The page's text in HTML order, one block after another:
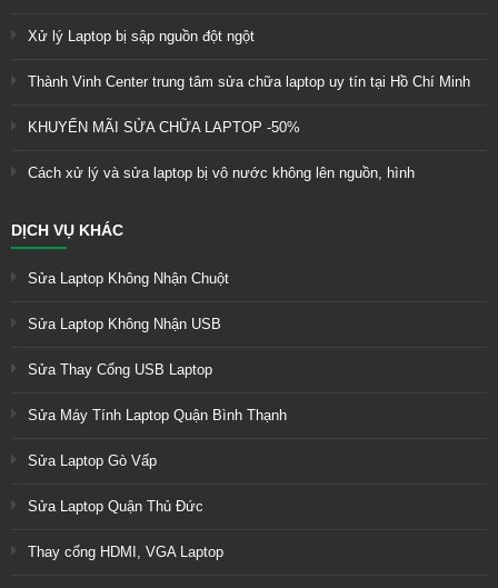
Xử lý Laptop bị sập nguồn đột ngột
Thành Vinh Center trung tâm sửa chữa laptop uy tín tại Hồ Chí Minh
KHUYẾN MÃI SỬA CHỮA LAPTOP -50%
Cách xử lý và sửa laptop bị vô nước không lên nguồn, hình
DỊCH VỤ KHÁC
Sửa Laptop Không Nhận Chuột
Sửa Laptop Không Nhận USB
Sửa Thay Cổng USB Laptop
Sửa Máy Tính Laptop Quận Bình Thạnh
Sửa Laptop Gò Vấp
Sửa Laptop Quận Thủ Đức
Thay cổng HDMI, VGA Laptop